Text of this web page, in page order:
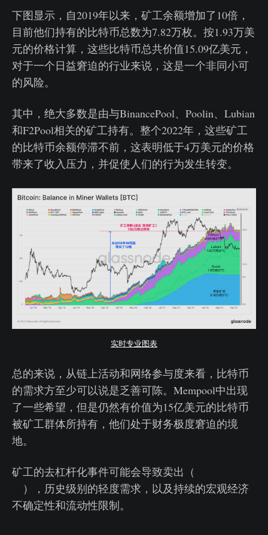
下图显示，自2019年以来，矿工余额增加了10倍，
目前他们持有的比特币总数为7.82万枚。按1.93万美
元的价格计算，这些比特币总共价值15.09亿美元，
对于一个日益窘迫的行业来说，这是一个非同小可
的风险。
其中，绝大多数是由与BinancePool、Poolin、Lubian
和F2Pool相关的矿工持有。整个2022年，这些矿工
的比特币余额停滞不前，这表明低于4万美元的价格
带来了收入压力，并促使人们的行为发生转变。
实时专业图表
总的来说，从链上活动和网络参与度来看，比特币
的需求方至少可以说是乏善可陈。Mempool中出现
了一些希望，但是仍然有价值为15亿美元的比特币
被矿工群体所持有，他们处于财务极度窘迫的境
地。
矿工的去杠杆化事件可能会导致卖出（
），历史级别的轻度需求，以及持续的宏观经济
不确定性和流动性限制。